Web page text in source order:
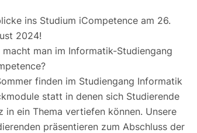
ins Studium iCompetence am 26.
2024!
macht man im Informatik-Studiengang
finden im Studiengang Informatik
statt in denen sich Studierende
in ein Thema vertiefen können. Unsere
präsentieren zum Abschluss der